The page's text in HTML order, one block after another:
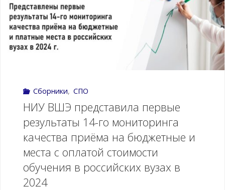
научно-
практической
среднего
звена
в
медицине
Сборники, СПО
НИУ ВШЭ представила первые
результаты 14-го мониторинга
качества приёма на бюджетные и
места с оплатой стоимости
обучения в российских вузах в
2024